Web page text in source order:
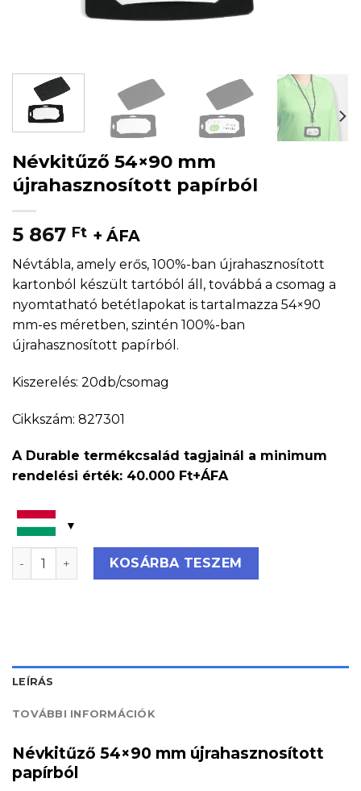
Névkitűző 54×90 mm
újrahasznosított papírból
5 867 Ft + ÁFA
Névtábla, amely erős, 100%-ban újrahasznosított
kartonból készült tartóból áll, továbbá a csomag a
nyomtatható betétlapokat is tartalmazza 54×90
mm-es méretben, szintén 100%-ban
újrahasznosított papírból.
Kiszerelés: 20db/csomag
Cikkszám: 827301
A Durable termékcsalád tagjainál a minimum
rendelési érték: 40.000 Ft+ÁFA
Névkitűző 54x90 mm újrahasznosított papírból
KOSÁRBA TESZEM
LEÍRÁS
TOVÁBBI INFORMÁCIÓK
Névkitűző 54×90 mm újrahasznosított
papírból